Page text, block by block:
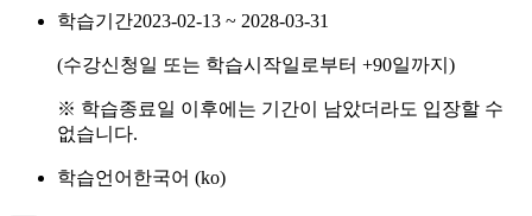
학습기간2023-02-13 ~ 2028-03-31
(수강신청일 또는 학습시작일로부터 +90일까지)
※ 학습종료일 이후에는 기간이 남았더라도 입장할 수
없습니다.
학습언어 한국어 ‎(ko)‎